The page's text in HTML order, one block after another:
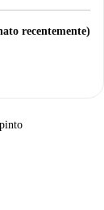
recentemente)